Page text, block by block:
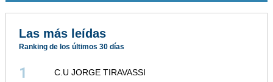
Las más leídas
Ranking de los últimos 30 días
1 C.U JORGE TIRAVASSI